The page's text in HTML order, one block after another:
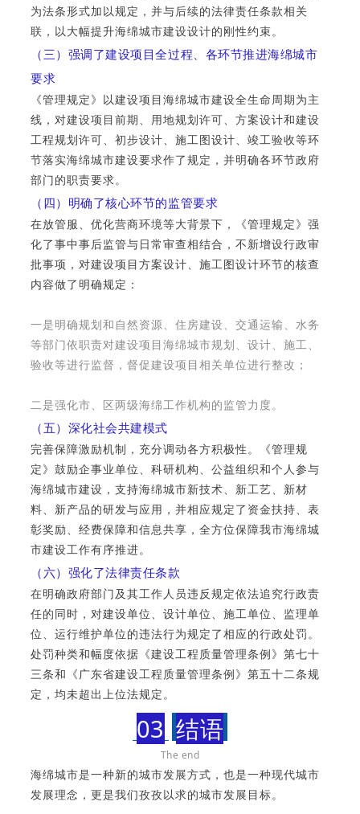
为法条形式加以规定，并与后续的法律责任条款相关
联，以大幅提升海绵城市建设设计的刚性约束。
（三）强调了建设项目全过程、各环节推进海绵城市
要求
《管理规定》以建设项目海绵城市建设全生命周期为主
线，对建设项目前期、用地规划许可、方案设计和建设
工程规划许可、初步设计、施工图设计、竣工验收等环
节落实海绵城市建设要求作了规定，并明确各环节政府
部门的职责要求。
（四）明确了核心环节的监管要求
在放管服、优化营商环境等大背景下，《管理规定》强
化了事中事后监管与日常审查相结合，不新增设行政审
批事项，对建设项目方案设计、施工图设计环节的核查
内容做了明确规定：
一是明确规划和自然资源、住房建设、交通运输、水务
等部门依职责对建设项目海绵城市规划、设计、施工、
验收等进行监督，督促建设项目相关单位进行整改；
二是强化市、区两级海绵工作机构的监管力度。
（五）深化社会共建模式
完善保障激励机制，充分调动各方积极性。《管理规
定》鼓励企事业单位、科研机构、公益组织和个人参与
海绵城市建设，支持海绵城市新技术、新工艺、新材
料、新产品的研发与应用，并相应规定了资金扶持、表
彰奖励、经费保障和信息共享，全方位保障我市海绵城
市建设工作有序推进。
（六）强化了法律责任条款
在明确政府部门及其工作人员违反规定依法追究行政责
任的同时，对建设单位、设计单位、施工单位、监理单
位、运行维护单位的违法行为规定了相应的行政处罚。
处罚种类和幅度依据《建设工程质量管理条例》第七十
三条和《广东省建设工程质量管理条例》第五十二条规
定，均未超出上位法规定。
03 结语
The end
海绵城市是一种新的城市发展方式，也是一种现代城市
发展理念，更是我们孜孜以求的城市发展目标。